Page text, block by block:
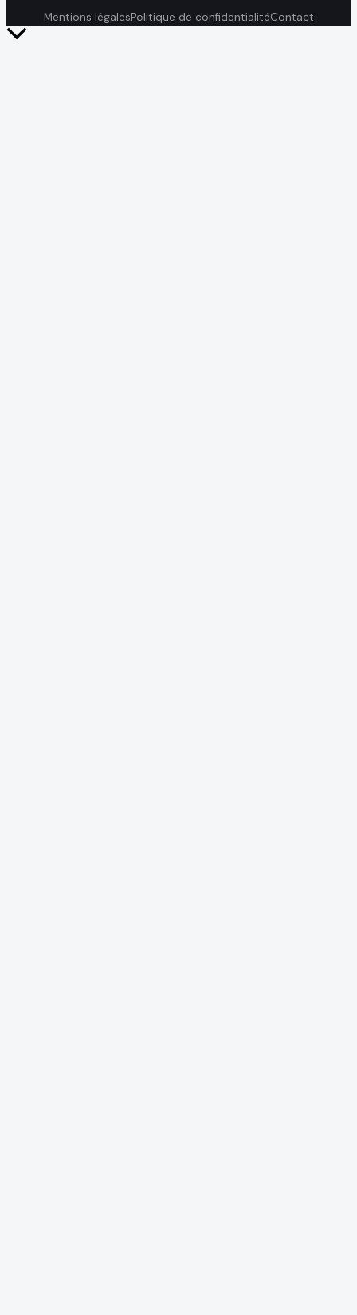
Mentions légalesPolitique de confidentialitéContact